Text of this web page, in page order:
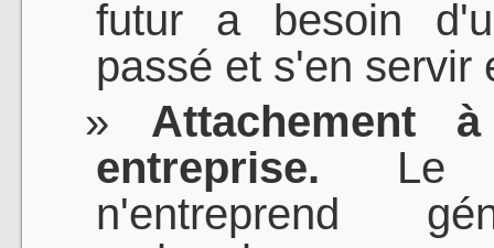
futur a besoin
passé et s'en servir
Attachement
entreprise. Le
n'entreprend